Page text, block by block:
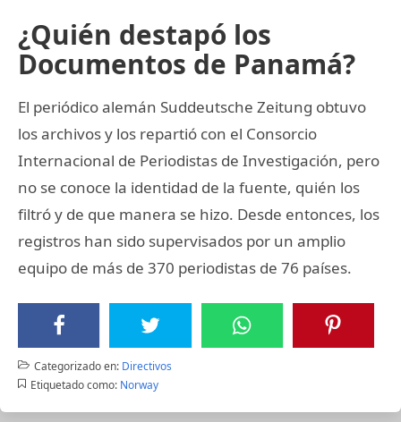
¿Quién destapó los
Documentos de Panamá?
El periódico alemán Suddeutsche Zeitung obtuvo
los archivos y los repartió con el Consorcio
Internacional de Periodistas de Investigación, pero
no se conoce la identidad de la fuente, quién los
filtró y de que manera se hizo. Desde entonces, los
registros han sido supervisados por un amplio
equipo de más de 370 periodistas de 76 países.
Categorizado en: Directivos
Etiquetado como: Norway